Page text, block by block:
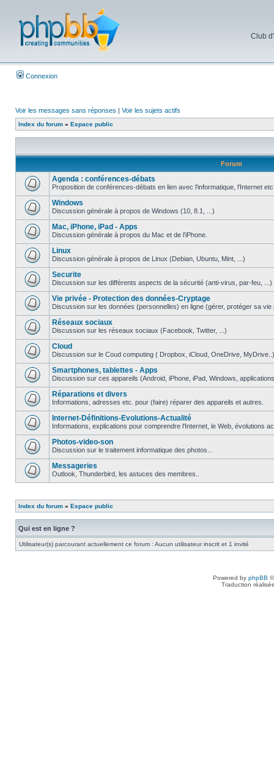
Club
Connexion
Voir les messages sans réponses | Voir les sujets actifs
Index du forum » Espace public
Forum
Agenda : conférences-débats
Proposition de conférences-débats en lien avec l'informatique, l'Internet
Windows
Discussion générale à propos de Windows (10, 8.1, ...)
Mac, iPhone, iPad - Apps
Discussion générale à propos du Mac et de l'iPhone.
Linux
Discussion générale à propos de Linux (Debian, Ubuntu, Mint, ...)
Securite
Discussion sur les différents aspects de la sécurité (anti-virus, par-feu, ...)
Vie privée - Protection des données-Cryptage
Discussion sur les données (personnelles) en ligne (gérer, protéger sa
Réseaux sociaux
Discussion sur les réseaux sociaux (Facebook, Twitter, ...)
Cloud
Discussion sur le Coud computing ( Dropbox, iCloud, OneDrive, MyDrive..)
Smartphones, tablettes - Apps
Discussion sur ces appareils (Android, iPhone, iPad, Windows,
Réparations et divers
Informations, adresses etc. pour (faire) réparer des appareils et autres.
Internet-Définitions-Evolutions-Actualité
Informations, explications pour comprendre l'Internet, le Web, évolutions
Photos-video-son
Discussion sur le traitement informatique des photos...
Messageries
Outlook, Thunderbird, les astuces des membres..
Index du forum » Espace public
Qui est en ligne ?
Utilisateur(s) parcourant actuellement ce forum : Aucun utilisateur inscrit et 1 invité
Powered by phpBB
Traduction